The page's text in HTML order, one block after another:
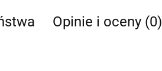
Opinie i oceny (0)